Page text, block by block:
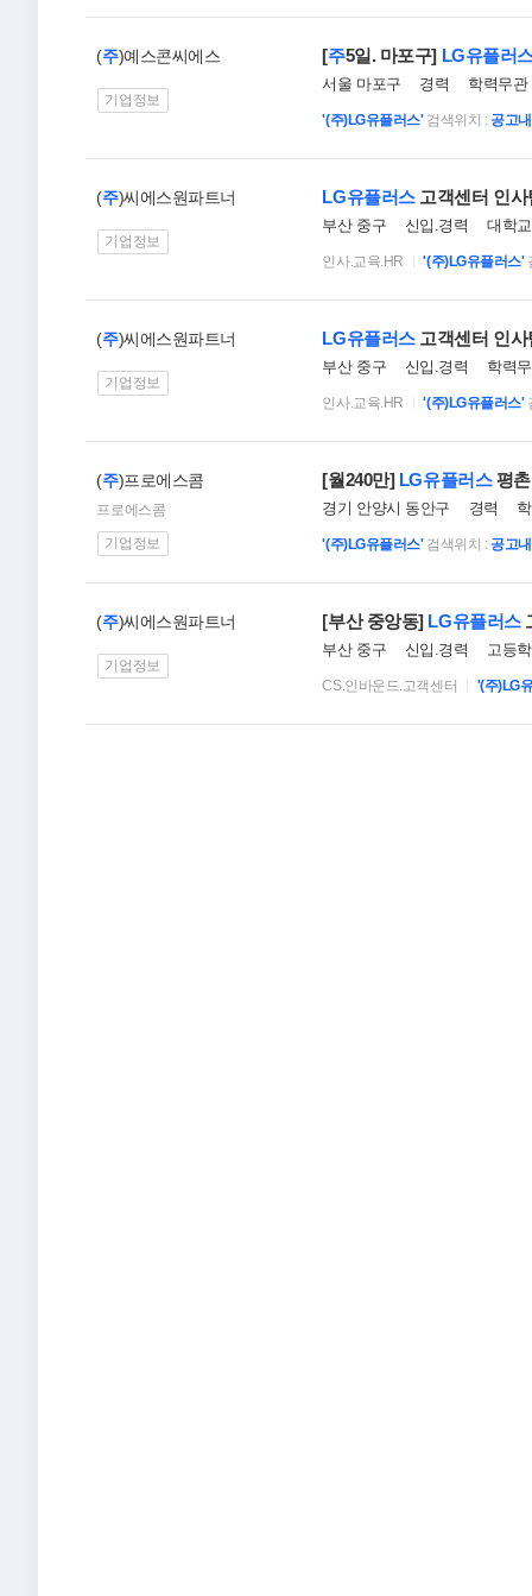
(주)예스콘씨에스
기업정보
[주5일. 마포구] LG유플러
서울 마포구 경력 학력무관
'(주)LG유플러스'검색위치 : 공고
(주)씨에스원파트너
기업정보
LG유플러스고객센터 인사
부산 중구 신입.경력 대학
인사.교육.HR '(주)LG유플러스'
(주)씨에스원파트너
기업정보
LG유플러스고객센터 인사
부산 중구 신입.경력 학력
인사.교육.HR '(주)LG유플러스'
(주)프로에스콤
프로에스콤
기업정보
[월240만] LG유플러스평촌
경기 안양시 동안구 경력
'(주)LG유플러스'검색위치 : 공고
(주)씨에스원파트너
기업정보
[부산 중앙동] LG유플러스
부산 중구 신입.경력 고등
CS.인바운드.고객센터 '(주)LG